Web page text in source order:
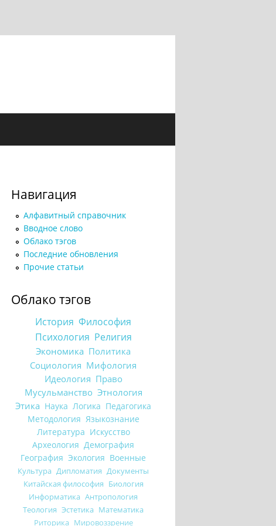
Навигация
Алфавитный справочник
Вводное слово
Облако тэгов
Последние обновления
Прочие статьи
Облако тэгов
История Философия
Психология Религия
Экономика Политика
Социология Мифология
Идеология Право
Мусульманство Этнология
Этика Наука Логика Педагогика
Методология Языкознание
Литература Искусство
Археология Демография
География Экология Военные
Культура Дипломатия Документы
Китайская философия Биология
Информатика Антропология
Теология Эстетика Математика
Риторика Мировоззрение